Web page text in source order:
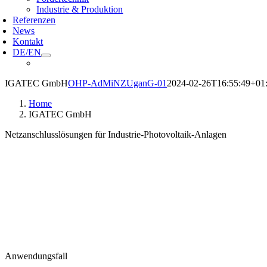
Industrie & Produktion
Referenzen
News
Kontakt
DE/EN
IGATEC GmbHOHP-AdMiNZUganG-01 2024-02-
Home
IGATEC GmbH
Netzanschlusslösungen für Industrie-Photovoltaik-Anlagen
Anwendungsfall